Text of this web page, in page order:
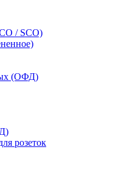
/ SCO)
(ОФД)
розеток